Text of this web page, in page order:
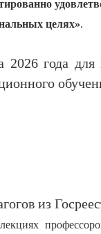
целях».
2026 года
из